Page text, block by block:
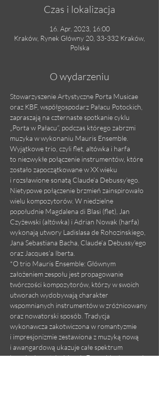
Czas i lokalizacja
16. Apr. 2023, 16:00
Kraków, Rynek Główny 20, 33-332 Kraków,
Polska
O wydarzeniu
Stowarzyszenie Artystyczne Porta Musicae
oraz KBF, współgospodarz Pałacu Potockich,
zapraszają na czternaste spotkanie cyklu
„Porta w Pałacu”, podczas którego zabrzmi
muzyka w wykonaniu Mauris Ensemble.
Wyjątkowe trio, czyli flet, altówka i harfa
to niezwykłe połączenie instrumentów, które
zostało zapoczątkowane w XX wieku
i rozsławione sonatą Claude’a Debussy’ego.
Nietypowe połączenie brzmień zainspirowało
wielu kompozytorów. W niedzielne
popołudnie Magdalena di Blasi (flet), Jan
Czyżewski (altówka) i Adrian Nowak (harfa)
wykonają utwory Ladislasa de Rohozinskiego,
Jana Sebastiana Bacha, Claude’a Debussy’ego
oraz Jacques’a Iberta.
*O trio Mauris Ensemble: Głównym
założeniem zespołu jest propagowanie
twórczości kompozytorów, którzy w swoich
utworach wydobywają charakter
wspomnianych instrumentów w zróżnicowany
oraz nowatorski sposób. Tradycja
wykonawcza zakotwiczona w romantyzmie
i impresjonizmie zestawiona z muzyką nową
i awangardową ukazuje całe spektrum
brzmieniowe tria. Mauris Ensemble dysponuje